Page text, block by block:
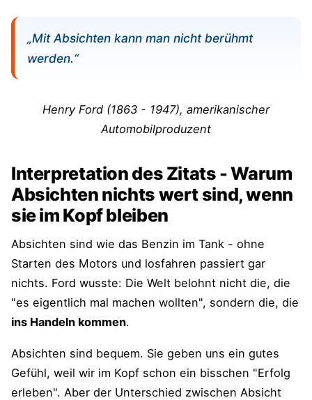
„Mit Absichten kann man nicht berühmt
werden.“
Henry Ford (1863 - 1947), amerikanischer
Automobilproduzent
Interpretation des Zitats - Warum
Absichten nichts wert sind, wenn
sie im Kopf bleiben
Absichten sind wie das Benzin im Tank - ohne
Starten des Motors und losfahren passiert gar
nichts. Ford wusste: Die Welt belohnt nicht die, die
"es eigentlich mal machen wollten", sondern die, die
ins Handeln kommen.
Absichten sind bequem. Sie geben uns ein gutes
Gefühl, weil wir im Kopf schon ein bisschen "Erfolg
erleben". Aber der Unterschied zwischen Absicht